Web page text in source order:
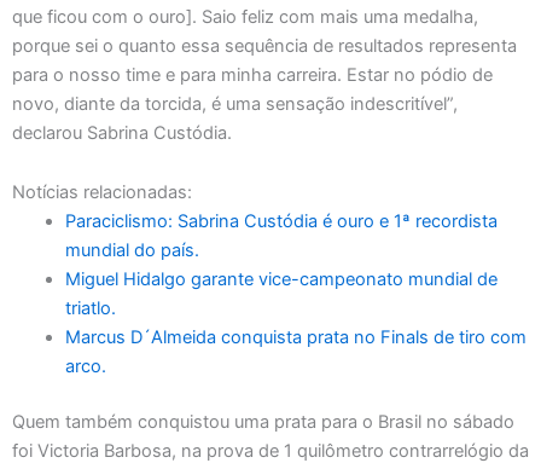
que ficou com o ouro]. Saio feliz com mais uma medalha,
porque sei o quanto essa sequência de resultados representa
para o nosso time e para minha carreira. Estar no pódio de
novo, diante da torcida, é uma sensação indescritível”,
declarou Sabrina Custódia.
Notícias relacionadas:
Paraciclismo: Sabrina Custódia é ouro e 1ª recordista
mundial do país.
Miguel Hidalgo garante vice-campeonato mundial de
triatlo.
Marcus D´Almeida conquista prata no Finals de tiro com
arco.
Quem também conquistou uma prata para o Brasil no sábado
foi Victoria Barbosa, na prova de 1 quilômetro contrarrelógio da